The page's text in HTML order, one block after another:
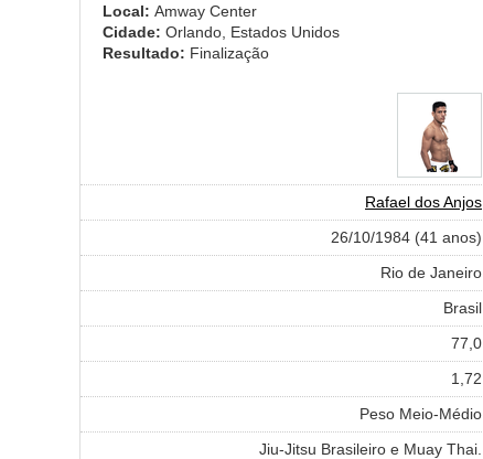
Local: Amway Center
Cidade: Orlando, Estados Unidos
Resultado: Finalização
Rafael dos Anjos
26/10/1984 (41 anos)
Rio de Janeiro
Brasil
77,0
1,72
Peso Meio-Médio
Jiu-Jitsu Brasileiro e Muay Thai.